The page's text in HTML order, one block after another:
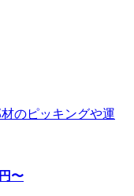
のピッキングや運
円〜